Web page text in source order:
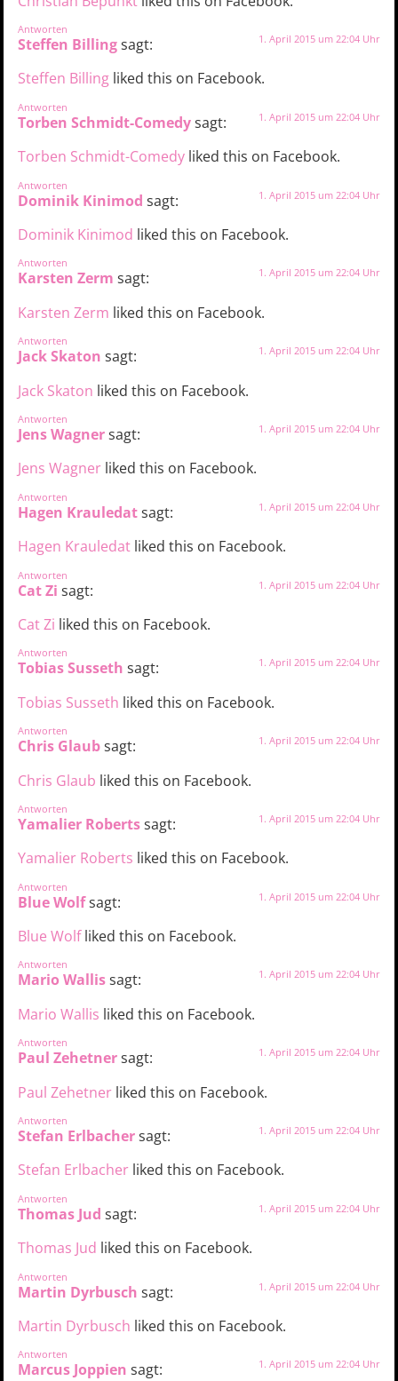
Antworten
Steffen Billingsagt: 1. April 2015 um 22:04 Uhr
Steffen Billing liked this on Facebook.
Antworten
Torben Schmidt-Comedysagt: 1. April 2015 um 22:04 Uhr
Torben Schmidt-Comedy liked this on Facebook.
Antworten
Dominik Kinimod sagt: 1. April 2015 um 22:04 Uhr
Dominik Kinimod liked this on Facebook.
Antworten
Karsten Zerm sagt: 1. April 2015 um 22:04 Uhr
Karsten Zerm liked this on Facebook.
Antworten
Jack Skaton sagt: 1. April 2015 um 22:04 Uhr
Jack Skaton liked this on Facebook.
Antworten
Jens Wagnersagt: 1. April 2015 um 22:04 Uhr
Jens Wagner liked this on Facebook.
Antworten
Hagen Krauledatsagt: 1. April 2015 um 22:04 Uhr
Hagen Krauledat liked this on Facebook.
Antworten
Cat Zi sagt: 1. April 2015 um 22:04 Uhr
Cat Zi liked this on Facebook.
Antworten
Tobias Susseth sagt: 1. April 2015 um 22:04 Uhr
Tobias Susseth liked this on Facebook.
Antworten
Chris Glaubsagt: 1. April 2015 um 22:04 Uhr
Chris Glaub liked this on Facebook.
Antworten
Yamalier Robertssagt: 1. April 2015 um 22:04 Uhr
Yamalier Roberts liked this on Facebook.
Antworten
Blue Wolfsagt: 1. April 2015 um 22:04 Uhr
Blue Wolfliked this on Facebook.
Antworten
Mario Wallissagt: 1. April 2015 um 22:04 Uhr
Mario Wallis liked this on Facebook.
Antworten
Paul Zehetnersagt: 1. April 2015 um 22:04 Uhr
Paul Zehetner liked this on Facebook.
Antworten
Stefan Erlbachersagt: 1. April 2015 um 22:04 Uhr
Stefan Erlbacher liked this on Facebook.
Antworten
Thomas Jud sagt: 1. April 2015 um 22:04 Uhr
Thomas Jud liked this on Facebook.
Antworten
Martin Dyrbusch sagt: 1. April 2015 um 22:04 Uhr
Martin Dyrbusch liked this on Facebook.
Antworten
Marcus Joppien sagt: 1. April 2015 um 22:04 Uhr